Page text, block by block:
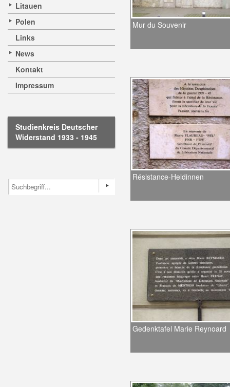
Litauen
Polen
Links
News
Kontakt
Impressum
Studienkreis Deutscher
Widerstand 1933 - 1945
Mur du Souvenir
Résistance-Heldinnen
Gedenktafel Marie Reynoard